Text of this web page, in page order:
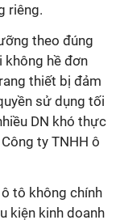
riêng.
theo đúng
không hề đơn
thiết bị đảm
sử dụng tối
DN khó thực
ty TNHH ô
ô tô không chính
kiện kinh doanh